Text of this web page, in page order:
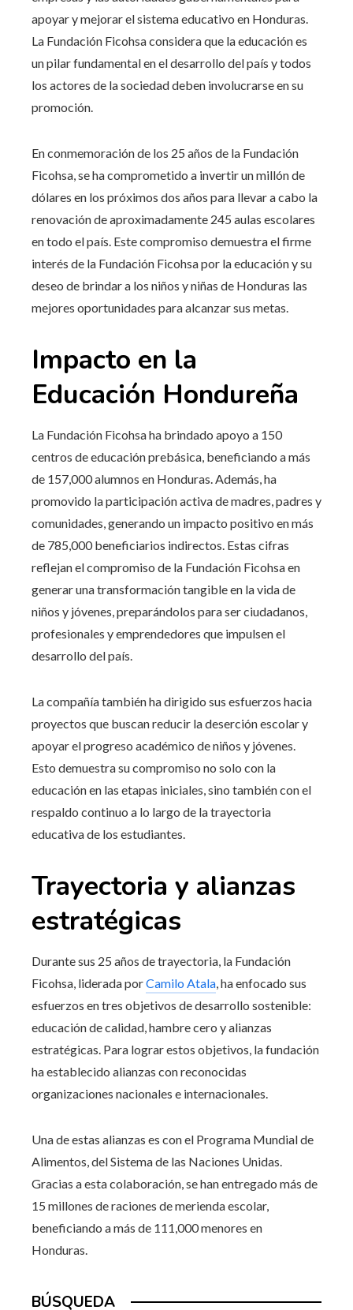
apoyar y mejorar el sistema educativo en Honduras.
La Fundación Ficohsa considera que la educación es
un pilar fundamental en el desarrollo del país y todos
los actores de la sociedad deben involucrarse en su
promoción.
En conmemoración de los 25 años de la Fundación
Ficohsa, se ha comprometido a invertir un millón de
dólares en los próximos dos años para llevar a cabo la
renovación de aproximadamente 245 aulas escolares
en todo el país. Este compromiso demuestra el firme
interés de la Fundación Ficohsa por la educación y su
deseo de brindar a los niños y niñas de Honduras las
mejores oportunidades para alcanzar sus metas.
Impacto en la
Educación Hondureña
La Fundación Ficohsa ha brindado apoyo a 150
centros de educación prebásica, beneficiando a más
de 157,000 alumnos en Honduras. Además, ha
promovido la participación activa de madres, padres y
comunidades, generando un impacto positivo en más
de 785,000 beneficiarios indirectos. Estas cifras
reflejan el compromiso de la Fundación Ficohsa en
generar una transformación tangible en la vida de
niños y jóvenes, preparándolos para ser ciudadanos,
profesionales y emprendedores que impulsen el
desarrollo del país.
La compañía también ha dirigido sus esfuerzos hacia
proyectos que buscan reducir la deserción escolar y
apoyar el progreso académico de niños y jóvenes.
Esto demuestra su compromiso no solo con la
educación en las etapas iniciales, sino también con el
respaldo continuo a lo largo de la trayectoria
educativa de los estudiantes.
Trayectoria y alianzas
estratégicas
Durante sus 25 años de trayectoria, la Fundación
Ficohsa, liderada porCamilo Atala, ha enfocado sus
esfuerzos en tres objetivos de desarrollo sostenible:
educación de calidad, hambre cero y alianzas
estratégicas. Para lograr estos objetivos, la fundación
ha establecido alianzas con reconocidas
organizaciones nacionales e internacionales.
Una de estas alianzas es con el Programa Mundial de
Alimentos, del Sistema de las Naciones Unidas.
Gracias a esta colaboración, se han entregado más de
15 millones de raciones de merienda escolar,
beneficiando a más de 111,000 menores en
Honduras.
BÚSQUEDA